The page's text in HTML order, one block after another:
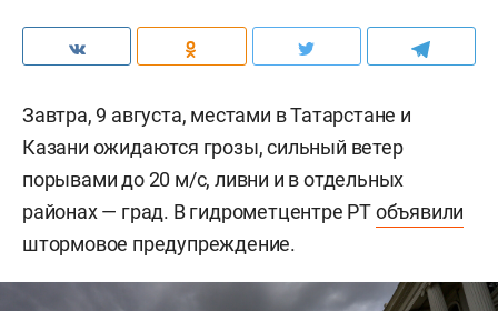
Завтра, 9 августа, местами в Татарстане и
Казани ожидаются грозы, сильный ветер
порывами до 20 м/c, ливни и в отдельных
районах — град. В гидрометцентре РТобъявили
штормовое предупреждение.